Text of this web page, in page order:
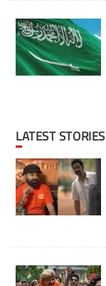
LATEST STORIES